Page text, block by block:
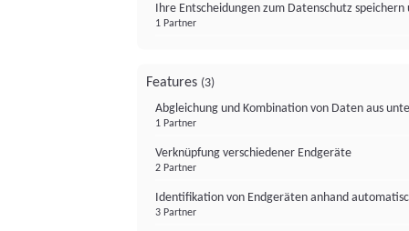
Ihre Entscheidungen zum Datenschutz
1 Partner
Features (3)
Abgleichung und Kombination von Daten aus
1 Partner
Verknüpfung verschiedener Endgeräte
2 Partner
Identifikation von Endgeräten anhand
3 Partner